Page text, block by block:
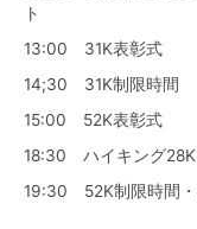
ト
13:00 31K表彰式
14;30 31K制限時間
15:00 52K表彰式
18:30 ハイキング28K
19:30 52K制限時間・